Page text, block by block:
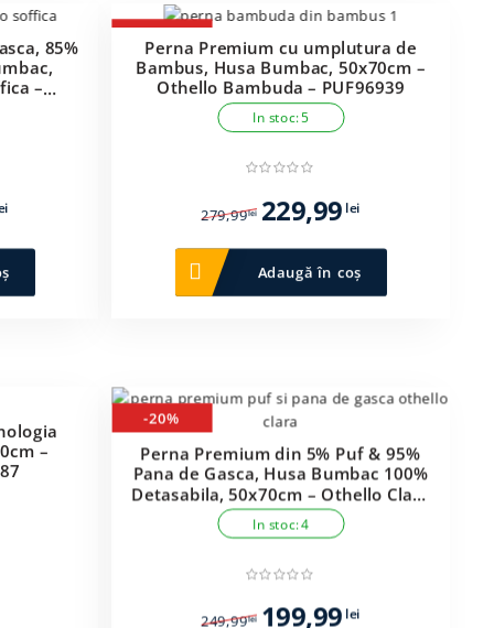
85%
–
este:
199,99 lei.
-18%
Perna Premium cu umplutura de
Bambus, Husa Bumbac, 50x70cm –
Othello Bambuda – PUF96939
In stoc: 5
279,99lei
Prețul
inițial
a
fost:
279,99 lei.
229,99lei
este:
229,99 lei.
Adaugă în coș
–
-20%
Perna Premium din 5% Puf & 95%
Pana de Gasca, Husa Bumbac 100%
Detasabila, 50x70cm – Othello Clara
– PUF202561
In stoc: 4
249,99lei
Prețul
199,99lei